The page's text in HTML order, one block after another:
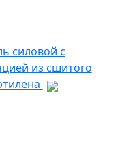
силовой с
из сшитого